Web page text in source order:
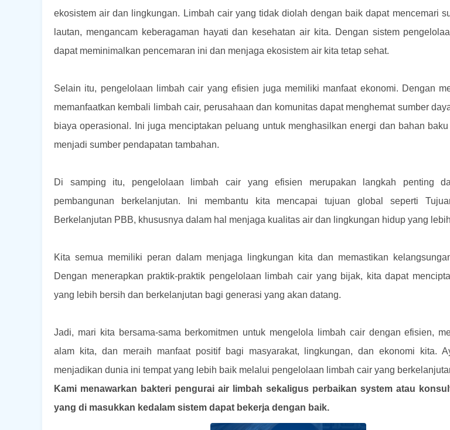
ekosistem air dan lingkungan. Limbah cair yang tidak diolah dengan baik dapat mencemari
lautan, mengancam keberagaman hayati dan kesehatan air kita. Dengan sistem
dapat meminimalkan pencemaran ini dan menjaga ekosistem air kita tetap sehat.
Selain itu, pengelolaan limbah cair yang efisien juga memiliki manfaat ekonomi. Dengan
memanfaatkan kembali limbah cair, perusahaan dan komunitas dapat menghemat sumber
biaya operasional. Ini juga menciptakan peluang untuk menghasilkan energi dan bahan
menjadi sumber pendapatan tambahan.
Di samping itu, pengelolaan limbah cair yang efisien merupakan langkah penting
pembangunan berkelanjutan. Ini membantu kita mencapai tujuan global seperti
Berkelanjutan PBB, khususnya dalam hal menjaga kualitas air dan lingkungan hidup yang
Kita semua memiliki peran dalam menjaga lingkungan kita dan memastikan
Dengan menerapkan praktik-praktik pengelolaan limbah cair yang bijak, kita dapat
yang lebih bersih dan berkelanjutan bagi generasi yang akan datang.
Jadi, mari kita bersama-sama berkomitmen untuk mengelola limbah cair dengan efisien,
alam kita, dan meraih manfaat positif bagi masyarakat, lingkungan, dan ekonomi kita.
menjadikan dunia ini tempat yang lebih baik melalui pengelolaan limbah cair yang
Kami menawarkan bakteri pengurai air limbah sekaligus perbaikan system atau
yang di masukkan kedalam sistem dapat bekerja dengan baik.